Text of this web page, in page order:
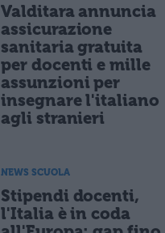
Valditara annuncia
assicurazione
sanitaria gratuita
per docenti e mille
assunzioni per
insegnare l'italiano
agli stranieri
NEWS SCUOLA
Stipendi docenti,
l'Italia è in coda